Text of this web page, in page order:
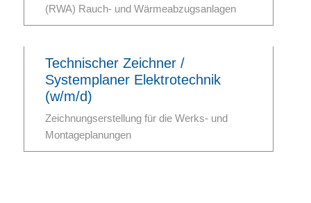
(RWA) Rauch- und Wärmeabzugsanlagen
Technischer Zeichner /
Systemplaner Elektrotechnik
(w/m/d)
Zeichnungserstellung für die Werks- und
Montageplanungen